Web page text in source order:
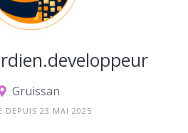
Gruissan
DEPUIS 23 MAI 2025